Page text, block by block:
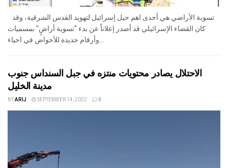
كان القضاء الإسرائيلي قد أصدر إعلاناً عن بدء "تسوية أراضٍ" بمسميات
الاحتلال يصادر محتويات منتزه في جبل السنداس جنوب
مدينة الخليل
BYARIJ SEPTEMBER 14, 2022 0